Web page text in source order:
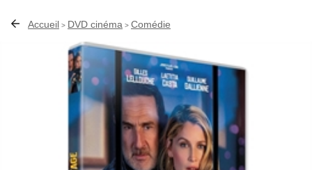
Accueil > DVD cinéma > Comédie